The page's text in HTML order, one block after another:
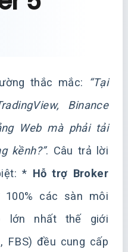
thắc mắc:
“Tại
Binance
Web mà phải tải
kềnh?”. Câu trả lời
* Hỗ trợ Broker
100% các sàn môi
lớn nhất thế giới
FBS) đều cung cấp